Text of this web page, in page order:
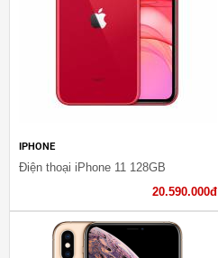
IPHONE
Điện thoại iPhone 11 128GB
20.590.000đ